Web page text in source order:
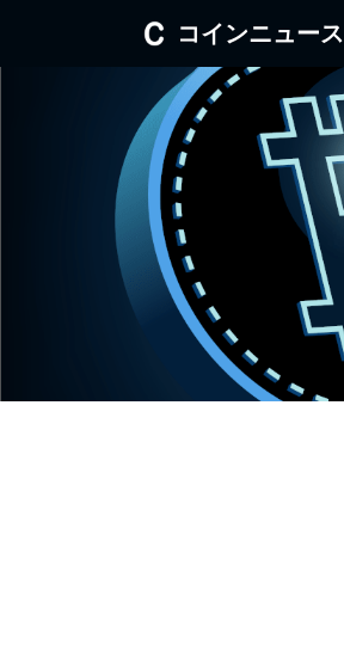
コインニュース